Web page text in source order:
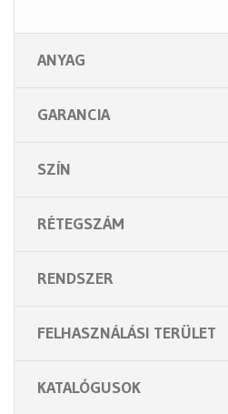
ANYAG
GARANCIA
SZÍN
RÉTEGSZÁM
RENDSZER
FELHASZNÁLÁSI TERÜLET
KATALÓGUSOK